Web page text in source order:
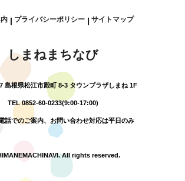
| プライバシーポリシー | サイトマップ
しまねまちなび
島根県松江市殿町 8-3 タウンプラザしまね 1F
TEL 0852-60-0233(9:00-17:00)
話でのご案内、お問い合わせ対応は平日のみ
All rights reserved.